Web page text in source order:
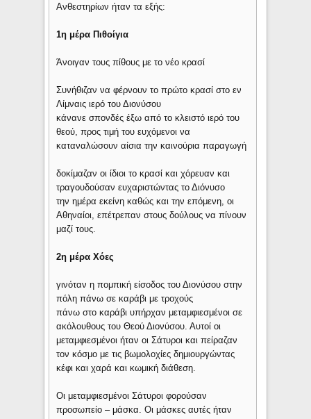
Ανθεστηρίων ήταν τα εξής:
1η μέρα Πιθοίγια
Άνοιγαν τους πίθους με το νέο κρασί
Συνήθιζαν να φέρνουν το πρώτο κρασί στο εν
Λίμναις ιερό του Διονύσου
κάνανε σπονδές έξω από το κλειστό ιερό του
θεού, προς τιμή του ευχόμενοι να
καταναλώσουν αίσια την καινούρια παραγωγή
δοκίμαζαν οι ίδιοι το κρασί και χόρευαν και
τραγουδούσαν ευχαριστώντας το Διόνυσο
την ημέρα εκείνη καθώς και την επόμενη, οι
Αθηναίοι, επέτρεπαν στους δούλους να πίνουν
μαζί τους.
2η μέρα Χόες
γινόταν η πομπική είσοδος του Διονύσου στην
πόλη πάνω σε καράβι με τροχούς
πάνω στο καράβι υπήρχαν μεταμφιεσμένοι σε
ακόλουθους του Θεού Διονύσου. Αυτοί οι
μεταμφιεσμένοι ήταν οι Σάτυροι και πείραζαν
τον κόσμο με τις βωμολοχίες δημιουργώντας
κέφι και χαρά και κωμική διάθεση.
Οι μεταμφιεσμένοι Σάτυροι φορούσαν
προσωπείο – μάσκα. Οι μάσκες αυτές ήταν